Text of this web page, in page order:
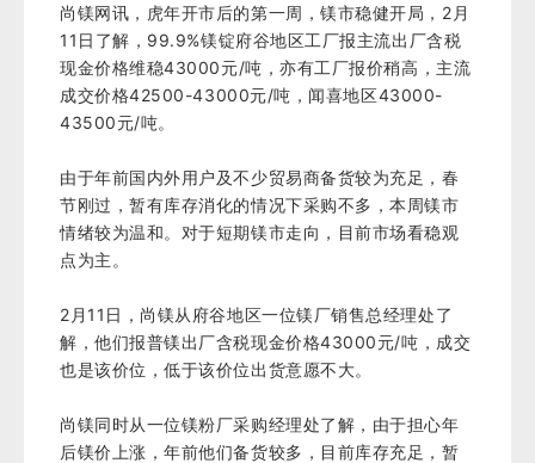
尚镁网讯，虎年开市后的第一周，镁市稳健开局，2月
11日了解，99.9%镁锭府谷地区工厂报主流出厂含税
现金价格维稳43000元/吨，亦有工厂报价稍高，主流
成交价格42500-43000元/吨，闻喜地区43000-
43500元/吨。
由于年前国内外用户及不少贸易商备货较为充足，春
节刚过，暂有库存消化的情况下采购不多，本周镁市
情绪较为温和。对于短期镁市走向，目前市场看稳观
点为主。
2月11日，尚镁从府谷地区一位镁厂销售总经理处了
解，他们报普镁出厂含税现金价格43000元/吨，成交
也是该价位，低于该价位出货意愿不大。
尚镁同时从一位镁粉厂采购经理处了解，由于担心年
后镁价上涨，年前他们备货较多，目前库存充足，暂